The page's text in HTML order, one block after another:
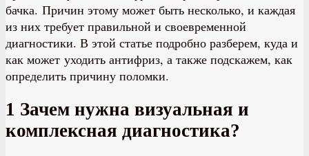
бачка. Причин этому может быть несколько, и каждая
из них требует правильной и своевременной
диагностики. В этой статье подробно разберем, куда и
как может уходить антифриз, а также подскажем, как
определить причину поломки.
1 Зачем нужна визуальная и
комплексная диагностика?